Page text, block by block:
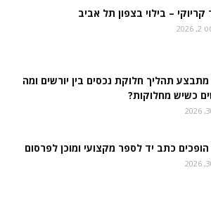
קריוקי – בילוי בצפון תל אביב
מתבצע תהליך חלוקת נכסים בין יורשים ומה
כשיש מחלוקות?
הופכים כתב יד לספר מקצועי ומוכן לפרסום